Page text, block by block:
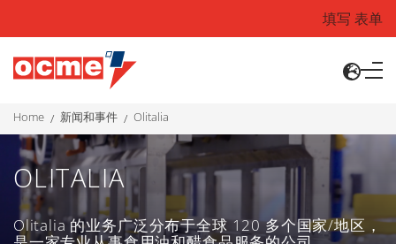
填写 表单
home 新闻和事件 olitalia
OLITALIA
Olitalia 的业务广泛分布于全球 120 多个国家/地区，